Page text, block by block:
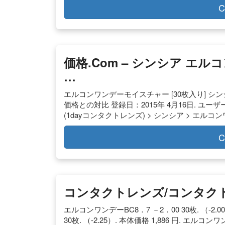
価格.com – シンシア エル
…
エルコンワンデーモイスチャー [30枚入り] シ
価格との対比 登録日：2015年 4月16日. ユー
(1dayコンタクトレンズ) > シンシア > エルコ
コンタクトレンズ/コンタ
エルコンワンデーBC8．7 －2．00 30枚. （-
30枚. （-2.25）. 本体価格 1,886 円. エルコン